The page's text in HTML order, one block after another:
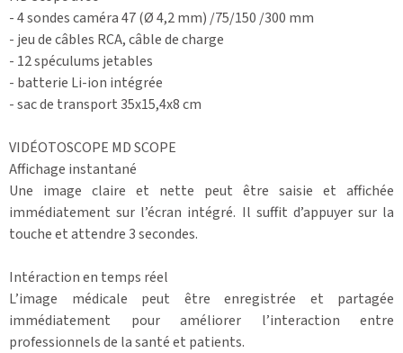
- 4 sondes caméra 47 (Ø 4,2 mm) /75/150 /300 mm
- jeu de câbles RCA, câble de charge
- 12 spéculums jetables
- batterie Li-ion intégrée
- sac de transport 35x15,4x8 cm
VIDÉOTOSCOPE MD SCOPE
Affichage instantané
Une image claire et nette peut être saisie et affichée
immédiatement sur l’écran intégré. Il suffit d’appuyer sur la
touche et attendre 3 secondes.
Intéraction en temps réel
L’image médicale peut être enregistrée et partagée
immédiatement pour améliorer l’interaction entre
professionnels de la santé et patients.